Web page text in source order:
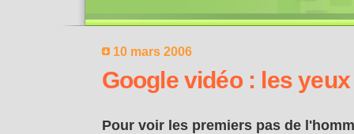
10 mars 2006
Google vidéo : les
Pour voir les premiers pas de